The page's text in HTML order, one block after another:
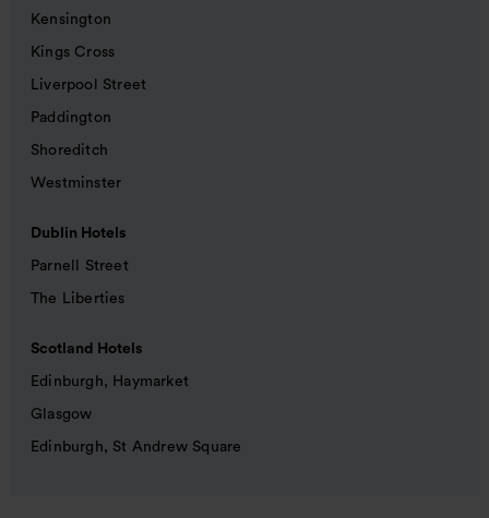
Kensington
Kings Cross
Liverpool Street
Paddington
Shoreditch
Westminster
Dublin Hotels
Parnell Street
The Liberties
Scotland Hotels
Edinburgh, Haymarket
Glasgow
Edinburgh, St Andrew Square